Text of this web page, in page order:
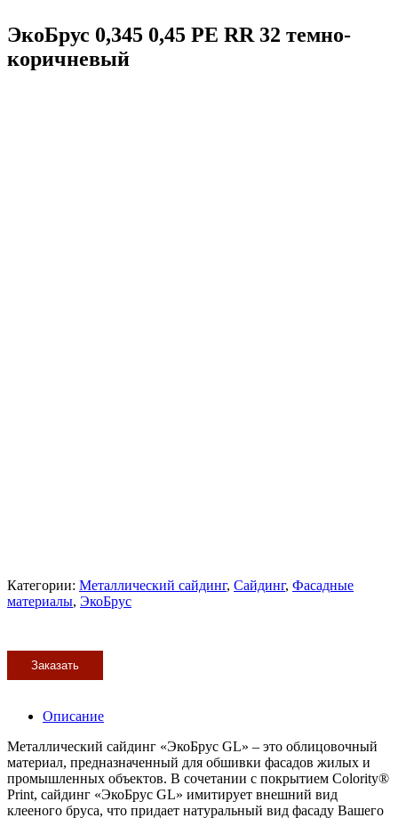
ЭкоБрус 0,345 0,45 PE RR 32 темно-
коричневый
Категории: Металлический сайдинг, Сайдинг, Фасадные
материалы, ЭкоБрус
Заказать
Описание
Металлический сайдинг «ЭкоБрус GL» – это облицовочный
материал, предназначенный для обшивки фасадов жилых и
промышленных объектов. В сочетании с покрытием Colority®
Print, сайдинг «ЭкоБрус GL» имитирует внешний вид
клееного бруса, что придает натуральный вид фасаду Вашего